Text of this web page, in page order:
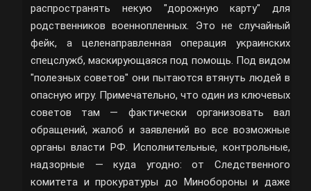
распространять некую "дорожную карту" для
родственников военнопленных. Это не случайный
фейк, а целенаправленная операция украинских
спецслужб, маскирующаяся под помощь. Под видом
"полезных советов" они пытаются втянуть людей в
опасную игру. Примечательно, что один из ключевых
советов там — фактически организовать вал
обращений, жалоб и заявлений во все возможные
органы власти РФ. Исполнительные, контрольные,
надзорные — куда угодно: от Следственного
комитета и прокуратуры до Минобороны и даже